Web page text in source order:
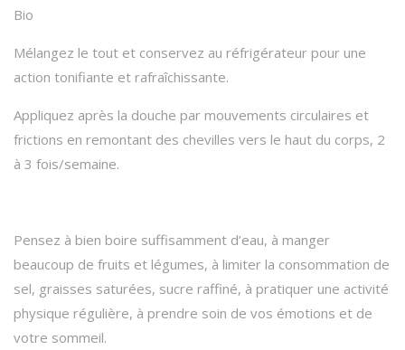
Bio
Mélangez le tout et conservez au réfrigérateur pour une
action tonifiante et rafraîchissante.
Appliquez après la douche par mouvements circulaires et
frictions en remontant des chevilles vers le haut du corps, 2
à 3 fois/semaine.
Pensez à bien boire suffisamment d’eau, à manger
beaucoup de fruits et légumes, à limiter la consommation de
sel, graisses saturées, sucre raffiné, à pratiquer une activité
physique régulière, à prendre soin de vos émotions et de
votre sommeil.